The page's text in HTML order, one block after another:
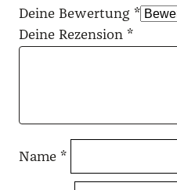
Deine Bewertung *
Deine Rezension *
Name *